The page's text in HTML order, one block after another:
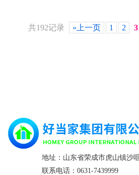
共192记录 «上一页 1 2 3
地址：山东省荣成市虎山镇沙
联系电话：0631-7439999